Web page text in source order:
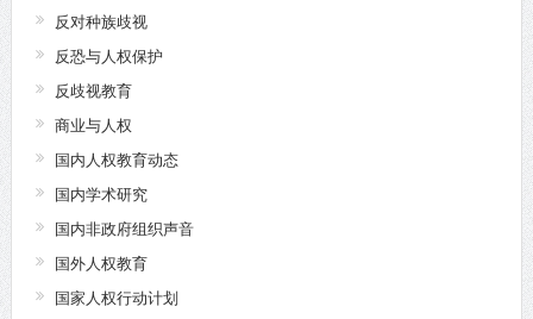
反对种族歧视
反恐与人权保护
反歧视教育
商业与人权
国内人权教育动态
国内学术研究
国内非政府组织声音
国外人权教育
国家人权行动计划